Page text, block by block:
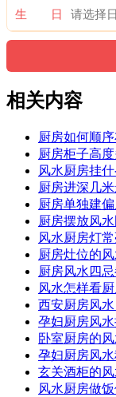
生 日
相关内容
厨房如何顺
厨房柜子高
风水厨房挂
厨房进深几
厨房单独建
厨房摆放风
风水厨房灯
厨房灶位的
厨房风水四
风水怎样看
西安厨房风
孕妇厨房风
卧室厨房的
孕妇厨房风
玄关酒柜的
风水厨房做